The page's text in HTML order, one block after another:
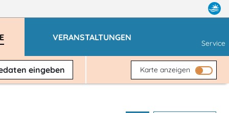
VERANSTALTUNGEN
Service
eingeben Karte anzeigen